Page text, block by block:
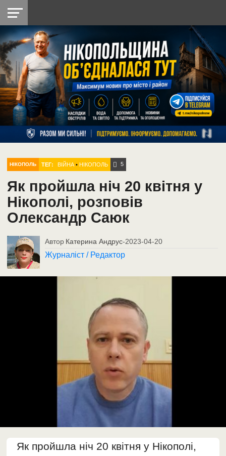
НІКОПОЛЬ
РАЙОН
СІЧЕСЛАВСЬКА
УКРАЇНА
РЕТРО
НІКОПОЛЬ
ЛАЙТ
УКРАЇНА
ДОПОМОГА
РАДІО
НІКОПОЛЬ ТЕГ: ВІЙНА •НІКОПОЛЬ 5
Як пройшла ніч 20 квітня у
Нікополі, розповів
Олександр Саюк
Автор Катерина Андрус-2023-04-20
Журналіст / Редактор
Як пройшла ніч 20 квітня у Нікополі,